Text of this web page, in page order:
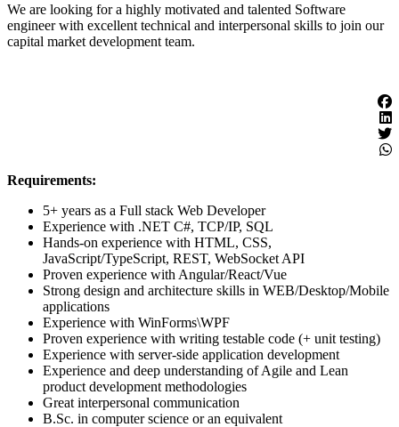
We are looking for a highly motivated and talented Software
engineer with excellent technical and interpersonal skills to join our
capital market development team.
Requirements:
5+ years as a Full stack Web Developer
Experience with .NET C#, TCP/IP, SQL
Hands-on experience with HTML, CSS,
JavaScript/TypeScript, REST, WebSocket API
Proven experience with Angular/React/Vue
Strong design and architecture skills in WEB/Desktop/Mobile
applications
Experience with WinForms\WPF
Proven experience with writing testable code (+ unit testing)
Experience with server-side application development
Experience and deep understanding of Agile and Lean
product development methodologies
Great interpersonal communication
B.Sc. in computer science or an equivalent